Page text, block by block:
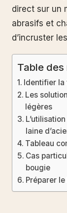
direct sur un
abrasifs et
d’incruster
Table
Identifier
Les
légères
laine
Tableau
Cas
bougie
Préparer